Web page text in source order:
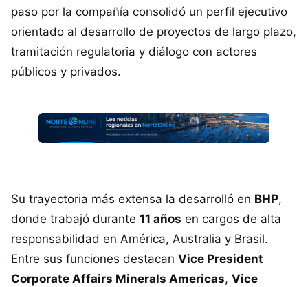
paso por la compañía consolidó un perfil ejecutivo
orientado al desarrollo de proyectos de largo plazo,
tramitación regulatoria y diálogo con actores
públicos y privados.
Su trayectoria más extensa la desarrolló en BHP,
donde trabajó durante 11 años en cargos de alta
responsabilidad en América, Australia y Brasil.
Entre sus funciones destacan Vice President
Corporate Affairs Minerals Americas, Vice